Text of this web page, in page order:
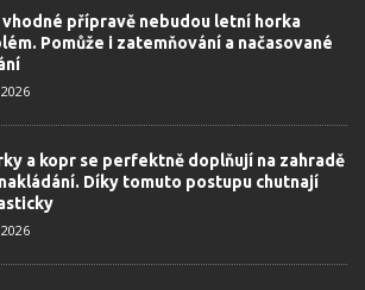
vhodné přípravě nebudou letní horka
Pomůže i zatemňování a načasované
a kopr se perfektně doplňují na zahradě
Díky tomuto postupu chutnají